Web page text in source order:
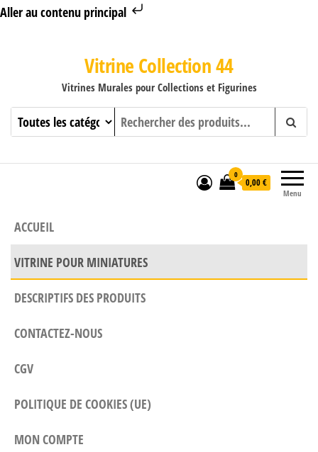
Aller au contenu principal
Vitrine Collection 44
Vitrines Murales pour Collections et Figurines
Menu
0
0,00 €
ACCUEIL
VITRINE POUR MINIATURES
DESCRIPTIFS DES PRODUITS
CONTACTEZ-NOUS
CGV
POLITIQUE DE COOKIES (UE)
MON COMPTE